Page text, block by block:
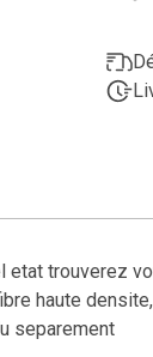
etat
haute
separement